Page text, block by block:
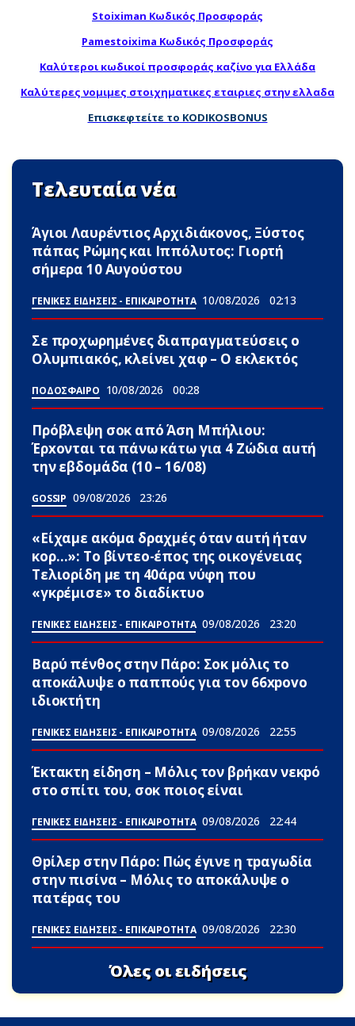
Stoiximan Κωδικός Προσφοράς
Pamestoixima Κωδικός Προσφοράς
Καλύτεροι κωδικοί προσφοράς καζίνο για Ελλάδα
Καλύτερες νομιμες στοιχηματικες εταιριες στην ελλαδα
Επισκεφτείτε το KODIKOSBONUS
Τελευταία νέα
Άγιοι Λαυρέντιος Αρχιδιάκονος, Ξύστος
πάπας Ρώμης και Ιππόλυτος: Γιορτή
σήμερα 10 Αυγούστου
ΓΕΝΙΚΕΣ ΕΙΔΗΣΕΙΣ - ΕΠΙΚΑΙΡΟΤΗΤΑ 10/08/2026 02:13
Σε προχωρημένες διαπραγματεύσεις ο
Ολυμπιακός, κλείνει χαφ – Ο εκλεκτός
ΠΟΔΟΣΦΑΙΡΟ 10/08/2026 00:28
Πρόβλεψη σoκ από Άση Μπήλιου:
Έρxονται τα πάνω κάτω για 4 Zώδια αuτή
την εβδομάδα (10 – 16/08)
GOSSIP 09/08/2026 23:26
«Είχαμε ακόμα δραχμές όταν αuτή ήταν
κορ…»: Το βίντεο-έπος της οικογένειας
Τελιορίδη με τη 40άρα νύφη που
«γκρέμισε» το διαδίκτυο
ΓΕΝΙΚΕΣ ΕΙΔΗΣΕΙΣ - ΕΠΙΚΑΙΡΟΤΗΤΑ 09/08/2026 23:20
Βαρύ πένθος στην Πάρο: Σoκ μόλις το
αποκάλυψε ο παππούς για τον 66xpovo
ιδιοκτήτη
ΓΕΝΙΚΕΣ ΕΙΔΗΣΕΙΣ - ΕΠΙΚΑΙΡΟΤΗΤΑ 09/08/2026 22:55
Έκτακτη είδηση – Μόλις τον βρήκαν νεκpό
στο σπίτι του, σoκ ποιος είναι
ΓΕΝΙΚΕΣ ΕΙΔΗΣΕΙΣ - ΕΠΙΚΑΙΡΟΤΗΤΑ 09/08/2026 22:44
Θpίλεp στην Πάρο: Πώς έγινε η τpαγωδία
στην πισίνα – Μόλις το αποκάλυψε ο
πατέpας του
ΓΕΝΙΚΕΣ ΕΙΔΗΣΕΙΣ - ΕΠΙΚΑΙΡΟΤΗΤΑ 09/08/2026 22:30
Όλες οι ειδήσεις